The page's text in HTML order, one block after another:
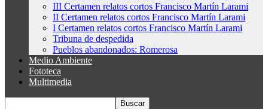
III Certamen relatos cortos Francisco Martín Larami
II Certamen relatos cortos Francisco Martín Larami
I Certamen relatos cortos Francisco Martín Larami
Tribuna de despedida
Pueblos abandonados: Romerosa
Medio Ambiente
Fototeca
Multimedia